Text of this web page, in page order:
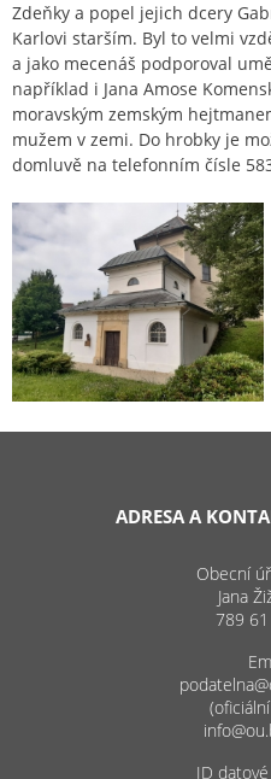
Zdeňky a popel jejich dcery
Karlovi starším. Byl to velmi
a jako mecenáš podporoval
například i Jana Amose
moravským zemským
mužem v zemi. Do hrobky je
domluvě na telefonním čísle
ADRESA A
Obecní
Jana
789
ID